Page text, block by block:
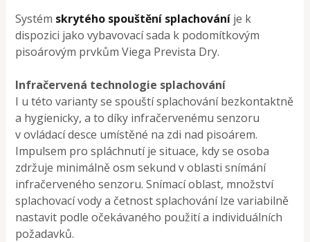
Systém skrytého spouštění splachování je k
dispozici jako vybavovací sada k podomítkovým
pisoárovým prvkům Viega Prevista Dry.
Infračervená technologie splachování
I u této varianty se spouští splachování bezkontaktně
a hygienicky, a to díky infračervenému senzoru
v ovládací desce umístěné na zdi nad pisoárem.
Impulsem pro spláchnutí je situace, kdy se osoba
zdržuje minimálně osm sekund v oblasti snímání
infračerveného senzoru. Snímací oblast, množství
splachovací vody a četnost splachování lze variabilně
nastavit podle očekávaného použití a individuálních
požadavků.